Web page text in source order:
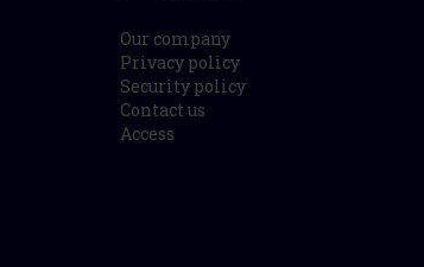
Our company
Privacy policy
Security policy
Contact us
Access